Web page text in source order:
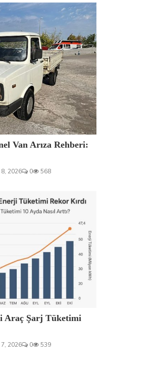
Van Arıza Rehberi:
2026 0 568
Araç Şarj Tüketimi
2026 0 539